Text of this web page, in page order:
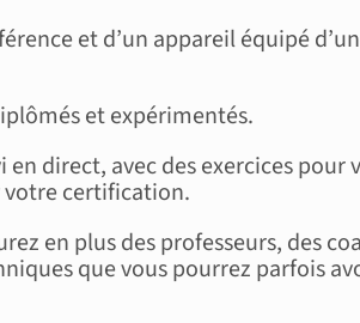
et d’un appareil équipé
et expérimentés.
direct, avec des exercices pour
votre certification.
en plus des professeurs, des
que vous pourrez parfois